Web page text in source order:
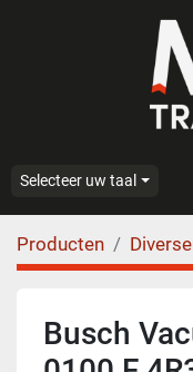
Selecteer uw taal
Producten
Busch